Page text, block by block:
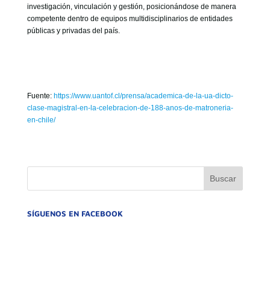
investigación, vinculación y gestión, posicionándose de manera
competente dentro de equipos multidisciplinarios de entidades
públicas y privadas del país.
Fuente: https://www.uantof.cl/prensa/academica-de-la-ua-dicto-
clase-magistral-en-la-celebracion-de-188-anos-de-matroneria-
en-chile/
SÍGUENOS EN FACEBOOK